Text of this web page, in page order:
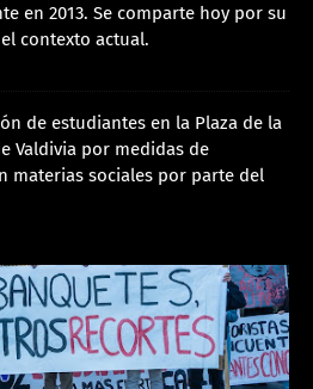
en 2013. Se comparte hoy por su
contexto actual.
de estudiantes en la Plaza de la
Valdivia por medidas de
materias sociales por parte del